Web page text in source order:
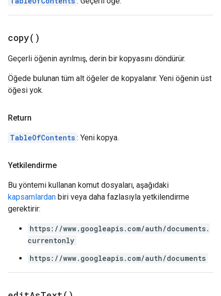
copy( )
Geçerli öğenin ayrılmış, derin bir kopyasını döndürür.
Öğede bulunan tüm alt öğeler de kopyalanır. Yeni öğenin üst
öğesi yok.
Return
TableOfContents : Yeni kopya.
Yetkilendirme
Bu yöntemi kullanan komut dosyaları, aşağıdaki
kapsamlardan biri veya daha fazlasıyla yetkilendirme
gerektirir:
https://www.googleapis.com/auth/documents.
currentonly
https://www.googleapis.com/auth/documents